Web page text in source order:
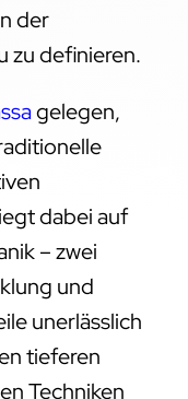
der
zu definieren.
gelegen,
dabei auf
– zwei
und
unerlässlich
tieferen
Techniken